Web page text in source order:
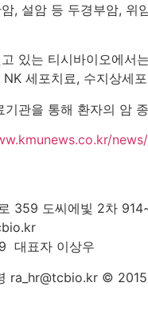
, 설암 등 두경부암,
있는 티시바이오에
세포치료, 수지상세
기관을 통해 환자의 암
359 도씨에빛 2차
대표자 이상우
ra_hr@tcbio.kr ©